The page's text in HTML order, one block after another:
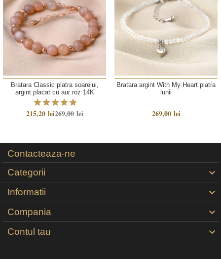
Bratara Classic piatra soarelui,
argint placat cu aur roz 14K
215,20 lei269,00 lei
Bratara argint With My Heart piatra
lunii
269,00 lei
Contacteaza-ne
Categorii

Informatii 
Compania 
Contul tau 